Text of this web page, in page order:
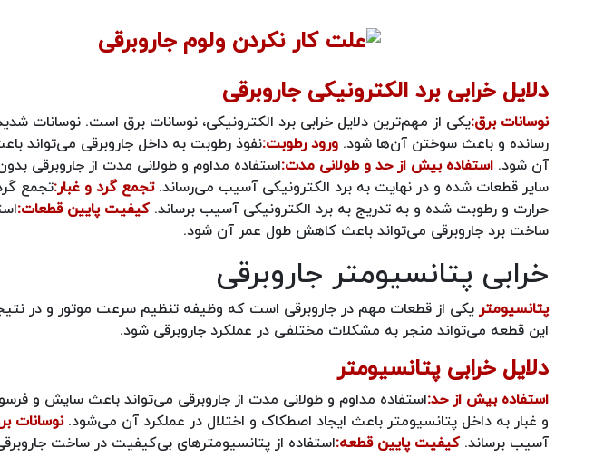
دلایل خرابی برد الکترونیکی جاروبرقی
نوسانات برق:یکی از مهم‌ترین دلایل خرابی برد الکترونیکی، نوسانات برق است.
رسانده و باعث سوختن آن‌ها شود. ورود رطوبت:نفوذ رطوبت به داخل جاروبرقی می‌تواند
آن شود. استفاده بیش از حد و طولانی مدت:استفاده مداوم و طولانی مدت از جاروبرقی
سایر قطعات شده و در نهایت به برد الکترونیکی آسیب می‌رساند.تجمع گرد و غبار:تجمع
حرارت و رطوبت شده و به تدریج به برد الکترونیکی آسیب برساند.کیفیت پایین قطعات:
ساخت برد جاروبرقی می‌تواند باعث کاهش طول عمر آن شود.
خرابی پتانسیومتر جاروبرقی
پتانسیومتریکی از قطعات مهم در جاروبرقی است که وظیفه تنظیم سرعت موتور و در
این قطعه می‌تواند منجر به مشکلات مختلفی در عملکرد جاروبرقی شود.
دلایل خرابی پتانسیومتر
استفاده بیش از حد:استفاده مداوم و طولانی مدت از جاروبرقی می‌تواند باعث سایش و
و غبار به داخل پتانسیومتر باعث ایجاد اصطکاک و اختلال در عملکرد آن می‌شود.نوسانات
آسیب برساند.کیفیت پایین قطعه:استفاده از پتانسیومترهای بی‌کیفیت در ساخت